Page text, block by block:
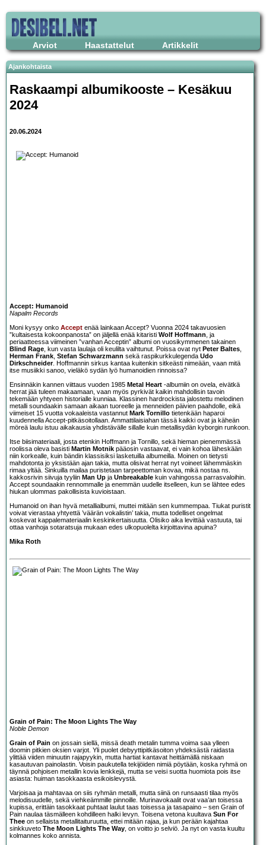
Arviot Haastattelut Artikkelit
Ajankohtaista
Raskaampi albumikooste – Kesäkuu
2024
20.06.2024
Accept: Humanoid
Napalm Records
Moni kysyy onko Accept enää lainkaan Accept? Vuonna 2024 takavuosien
”kultaisesta kokoonpanosta” on jäljellä enää kitaristi Wolf Hoffmann, ja
periaatteessa viimeinen ”vanhan Acceptin” albumi on vuosikymmenen takainen
Blind Rage, kun vasta laulaja oli keulilta vaihtunut. Poissa ovat nyt Peter Baltes,
Herman Frank, Stefan Schwarzmann sekä raspikurkkulegenda Udo
Dirkschneider. Hoffmannin sirkus kantaa kuitenkin sitkeästi nimeään, vaan mitä
itse musiikki sanoo, vieläkö sydän lyö humanoidien rinnoissa?
Ensinnäkin kannen viittaus vuoden 1985 Metal Heart -albumiin on ovela, eivätkä
herrat jää tuleen makaamaan, vaan myös pyrkivät kaikin mahdollisin tavoin
tekemään yhtyeen historialle kunniaa. Klassinen hardrockista jalostettu melodinen
metalli soundaakin samaan aikaan tuoreelle ja menneiden päivien paahdolle, eikä
viimeiset 15 vuotta vokaaleista vastannut Mark Tornillo tietenkään haparoi
kuudennella Accept-pitkäsoitollaan. Ammattilaisiahan tässä kaikki ovat ja käheän
möreä laulu istuu aikakausia yhdistävälle sillalle kuin metallisydän kyborgin runkoon.
Itse biisimateriaali, josta etenkin Hoffmann ja Tornillo, sekä hieman pienemmässä
roolissa oleva basisti Martin Motnik pääosin vastaavat, ei vain kohoa läheskään
niin korkealle, kuin bändin klassisiksi lasketuilla albumeilla. Moinen on tietysti
mahdotonta jo yksistään ajan takia, mutta olisivat herrat nyt voineet lähemmäskin
rimaa yltää. Sinkuilla mailaa puristetaan tarpeettoman kovaa, mikä nostaa ns.
kakkosrivin siivuja tyyliin Man Up ja Unbreakable kuin vahingossa parrasvaloihin.
Accept soundaakin rennommalle ja enemmän uudelle itselleen, kun se lähtee edes
hiukan ulommas pakollisista kuvioistaan.
Humanoid on ihan hyvä metallialbumi, muttei mitään sen kummempaa. Tiukat puristit
voivat vierastaa yhtyettä ’väärän vokalistin’ takia, mutta todelliset ongelmat
koskevat kappalemateriaalin keskinkertaisuutta. Olisiko aika levittää vastuuta, tai
ottaa vanhoja sotaratsuja mukaan edes ulkopuolelta kirjoittavina apuina?
Mika Roth
Grain of Pain: The Moon Lights The Way
Noble Demon
Grain of Pain on jossain siellä, missä death metalin tumma voima saa ylleen
doomin pitkien oksien varjot. Yli puolet debyyttipitkäsoiton yhdeksästä raidasta
ylittää viiden minuutin rajapyykin, mutta hartiat kantavat heittämällä niskaan
kasautuvan painolastin. Voisin paukutella tekijöiden nimiä pöytään, koska ryhmä on
täynnä pohjoisen metallin kovia lenkkejä, mutta se veisi suotta huomiota pois itse
asiasta: huiman tasokkaasta esikoislevystä.
Varjoisaa ja mahtavaa on siis ryhmän metalli, mutta siinä on runsaasti tilaa myös
melodisuudelle, sekä viehkeämmille pinnoille. Murinavokaalit ovat vaa’an toisessa
kupissa, erittäin tasokkaat puhtaat laulut taas toisessa ja tasapaino – sen Grain of
Pain naulaa täsmälleen kohdilleen halki levyn. Toisena vetona kuultava Sun For
Thee on sellaista metallitaituruutta, ettei mitään rajaa, ja kun perään kajahtaa
sinkkuveto The Moon Lights The Way , on voitto jo selviö. Ja nyt on vasta kuultu
kolmannes koko annista.